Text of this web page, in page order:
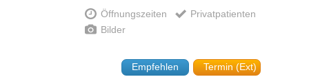
Öffnungszeiten
Privatpatienten
Bilder
Empfehlen
Termin (Ext)